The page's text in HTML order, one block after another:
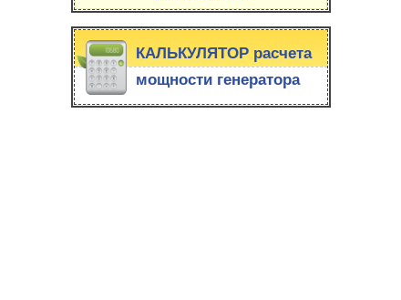
КАЛЬКУЛЯТОР расчета
мощности генератора